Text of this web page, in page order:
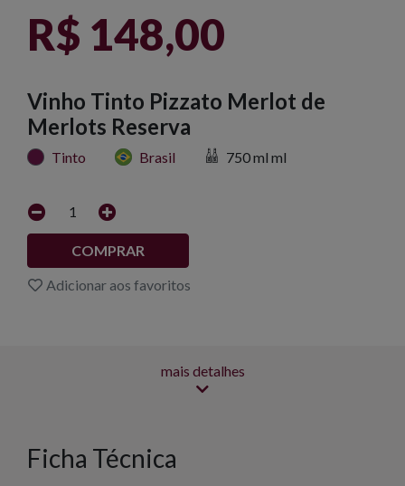
R$ 148,00
Vinho Tinto Pizzato Merlot de
Merlots Reserva
Tinto Brasil 750 ml ml
1
COMPRAR
Adicionar aos favoritos
mais detalhes
Ficha Técnica